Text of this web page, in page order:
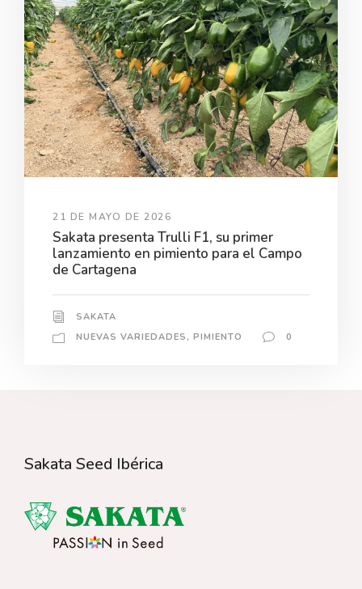
21 DE MAYO DE 2026
Sakata presenta Trulli F1, su primer
lanzamiento en pimiento para el Campo
de Cartagena
SAKATA
NUEVAS VARIEDADES , PIMIENTO 0
Sakata Seed Ibérica